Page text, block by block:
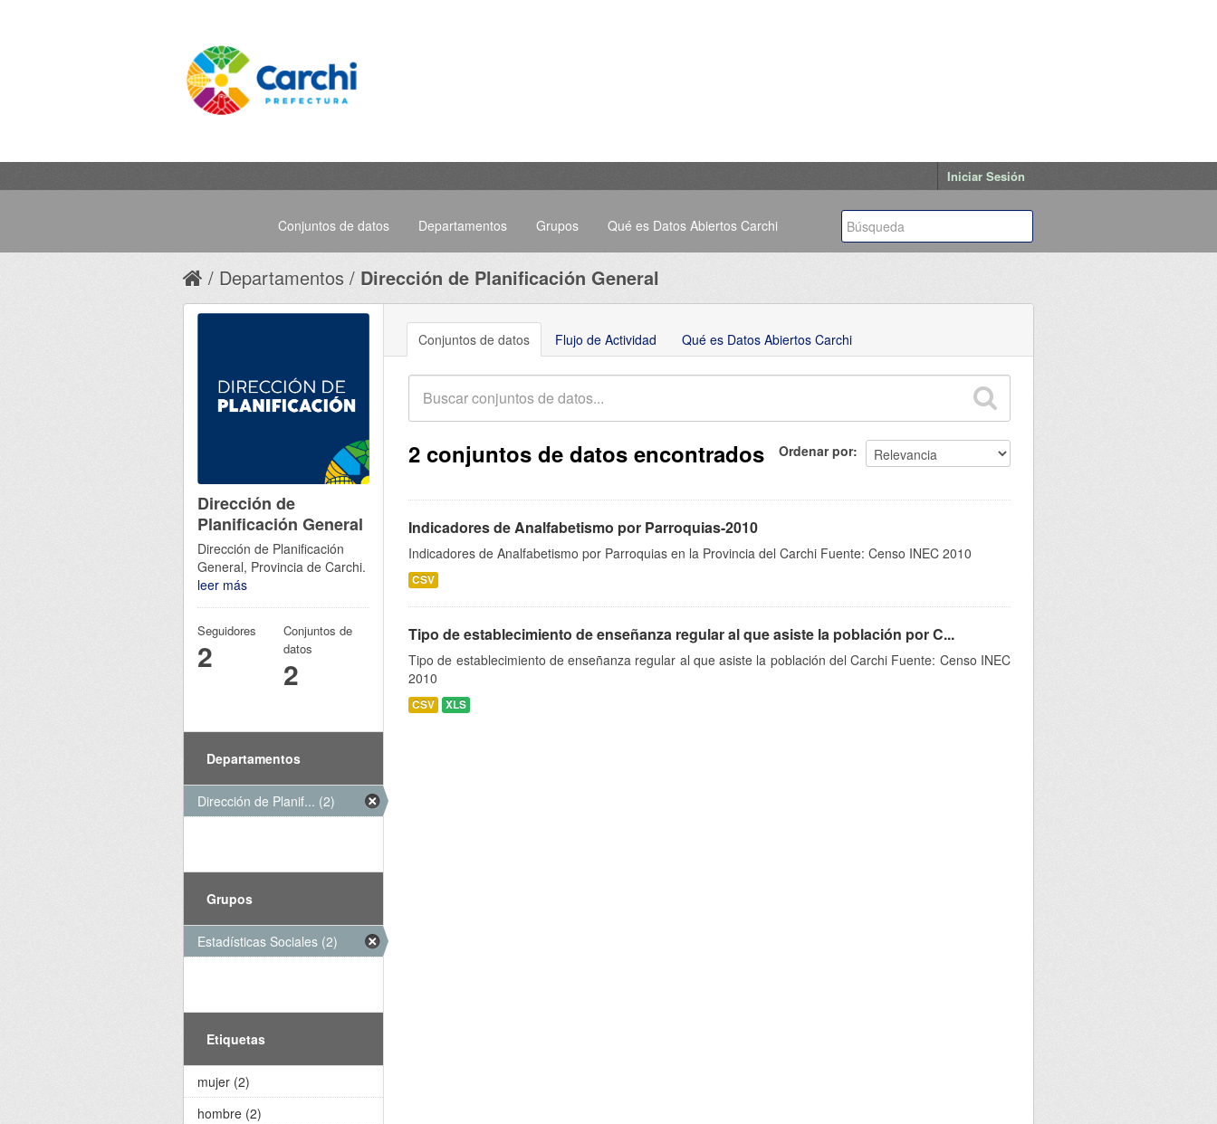
Iniciar Sesión
Conjuntos de datos Departamentos Grupos Qué es Datos Abiertos Carchi
Departamentos Dirección de Planificación General
Conjuntos de datos Flujo de Actividad Qué es Datos Abiertos Carchi
Ordenar por
2 conjuntos de datos encontrados
Indicadores de Analfabetismo por Parroquias-2010
Indicadores de Analfabetismo por Parroquias en la Provincia del Carchi Fuente: Censo INEC 2010
CSV
Tipo de establecimiento de enseñanza regular al que asiste la población por C...
Tipo de establecimiento de enseñanza regular al que asiste la población del Carchi Fuente: Censo INEC
2010
CSV XLS
Dirección de
Planificación General
Dirección de Planificación
General, Provincia de Carchi.
leer más
Seguidores
2
Conjuntos de
datos
2
Departamentos
Dirección de Planif... (2)
Grupos
Estadísticas Sociales (2)
Etiquetas
mujer (2)
hombre (2)